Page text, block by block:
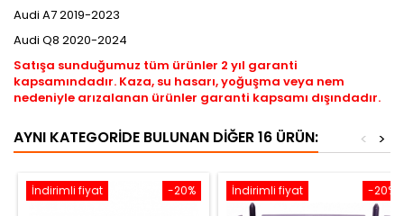
Audi A7 2019-2023
Audi Q8 2020-2024
Satışa sunduğumuz tüm ürünler 2 yıl garanti
kapsamındadır. Kaza, su hasarı, yoğuşma veya nem
nedeniyle arızalanan ürünler garanti kapsamı dışındadır.
AYNI KATEGORIDE BULUNAN DIĞER 16 ÜRÜN: >
<
-20%
İndirimli fiyat -20%
İndirimli fiyat